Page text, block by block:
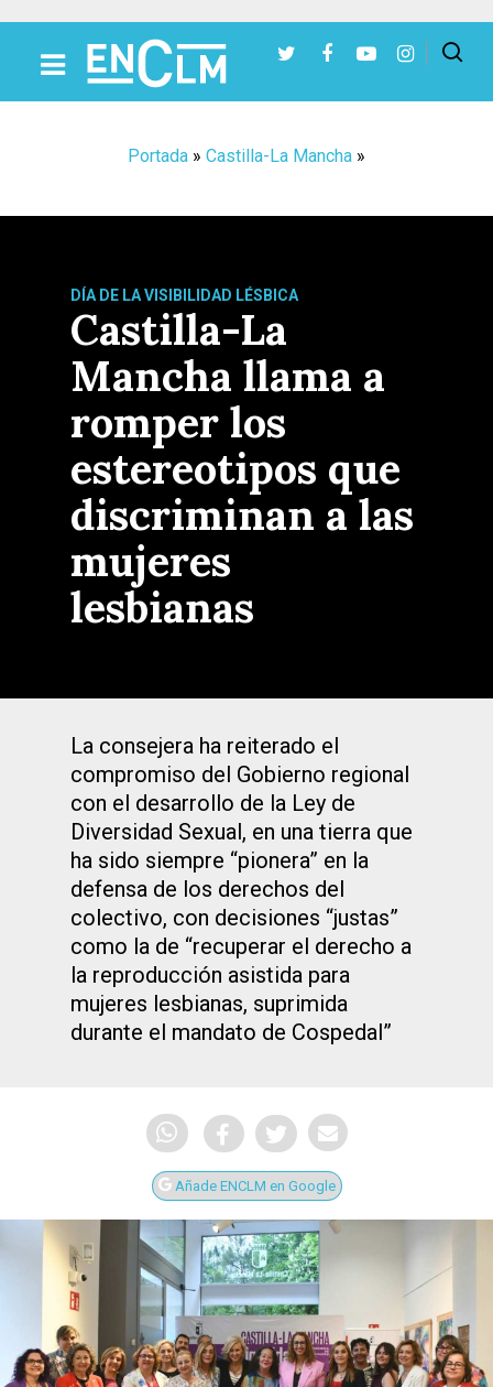
Portada » Castilla-La Mancha »
DÍA DE LA VISIBILIDAD LÉSBICA
Castilla-La
Mancha llama a
romper los
estereotipos que
discriminan a las
mujeres
lesbianas
La consejera ha reiterado el
compromiso del Gobierno regional
con el desarrollo de la Ley de
Diversidad Sexual, en una tierra que
ha sido siempre “pionera” en la
defensa de los derechos del
colectivo, con decisiones “justas”
como la de “recuperar el derecho a
la reproducción asistida para
mujeres lesbianas, suprimida
durante el mandato de Cospedal”
Añade ENCLM en Google